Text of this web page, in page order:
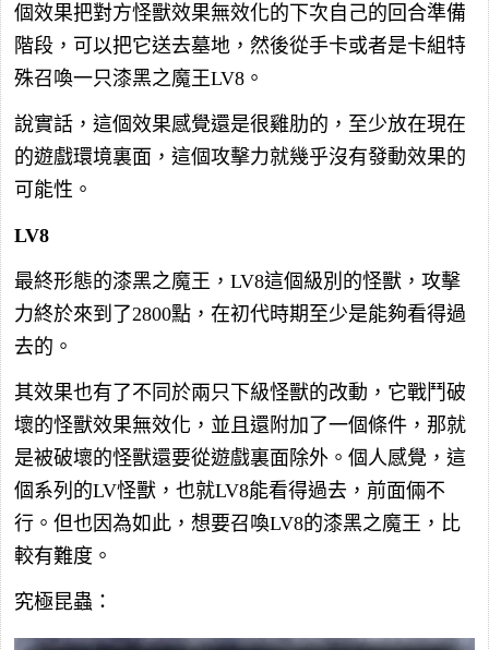
個效果把對方怪獸效果無效化的下次自己的回合準備
階段，可以把它送去墓地，然後從手卡或者是卡組特
殊召喚一只漆黑之魔王LV8。
說實話，這個效果感覺還是很雞肋的，至少放在現在
的遊戲環境裏面，這個攻擊力就幾乎沒有發動效果的
可能性。
LV8
最終形態的漆黑之魔王，LV8這個級別的怪獸，攻擊
力終於來到了2800點，在初代時期至少是能夠看得過
去的。
其效果也有了不同於兩只下級怪獸的改動，它戰鬥破
壞的怪獸效果無效化，並且還附加了一個條件，那就
是被破壞的怪獸還要從遊戲裏面除外。個人感覺，這
個系列的LV怪獸，也就LV8能看得過去，前面倆不
行。但也因為如此，想要召喚LV8的漆黑之魔王，比
較有難度。
究極昆蟲：